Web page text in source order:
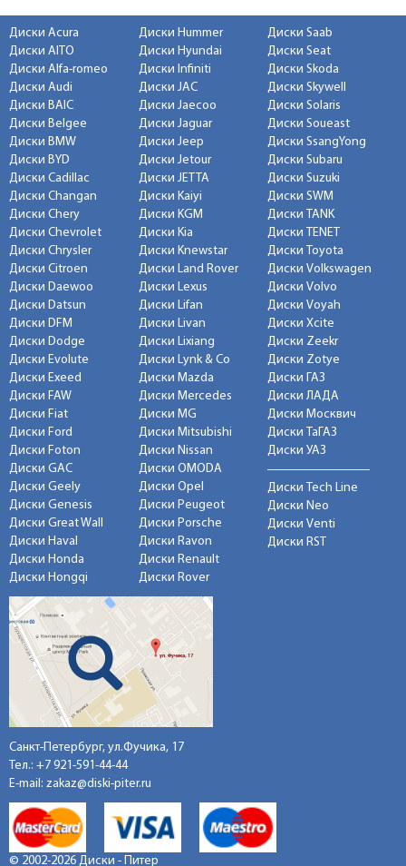
Диски Acura
Диски AITO
Диски Alfa-romeo
Диски Audi
Диски BAIC
Диски Belgee
Диски BMW
Диски BYD
Диски Cadillac
Диски Changan
Диски Chery
Диски Chevrolet
Диски Chrysler
Диски Citroen
Диски Daewoo
Диски Datsun
Диски DFM
Диски Dodge
Диски Evolute
Диски Exeed
Диски FAW
Диски Fiat
Диски Ford
Диски Foton
Диски GAC
Диски Geely
Диски Genesis
Диски Great Wall
Диски Haval
Диски Honda
Диски Hongqi
Диски Hummer
Диски Hyundai
Диски Infiniti
Диски JAC
Диски Jaecoo
Диски Jaguar
Диски Jeep
Диски Jetour
Диски JETTA
Диски Kaiyi
Диски KGM
Диски Kia
Диски Knewstar
Диски Land Rover
Диски Lexus
Диски Lifan
Диски Livan
Диски Lixiang
Диски Lynk & Co
Диски Mazda
Диски Mercedes
Диски MG
Диски Mitsubishi
Диски Nissan
Диски OMODA
Диски Opel
Диски Peugeot
Диски Porsche
Диски Ravon
Диски Renault
Диски Rover
Диски Saab
Диски Seat
Диски Skoda
Диски Skywell
Диски Solaris
Диски Soueast
Диски SsangYong
Диски Subaru
Диски Suzuki
Диски SWM
Диски TANK
Диски TENET
Диски Toyota
Диски Volkswagen
Диски Volvo
Диски Voyah
Диски Xcite
Диски Zeekr
Диски Zotye
Диски ГАЗ
Диски ЛАДА
Диски Москвич
Диски ТаГАЗ
Диски УАЗ
Диски Tech Line
Диски Neo
Диски Venti
Диски RST
Санкт-Петербург, ул.Фучика, 17
Тел.: +7 921-591-44-44
E-mail: zakaz@diski-piter.ru
© 2002-2026 Диски - Питер